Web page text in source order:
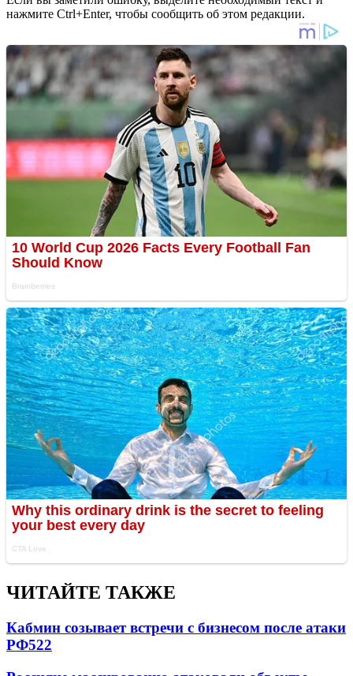
нажмите Ctrl+Enter, чтобы сообщить об этом редакции.
ЧИТАЙТЕ ТАКЖЕ
Кабмин созывает встречи с бизнесом после атаки
РФ522